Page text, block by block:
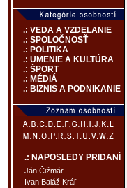
.: VEDA A VZDELANIE
.: SPOLOČNOSŤ
.: POLITIKA
.: UMENIE A KULTÚRA
.: ŠPORT
.: MÉDIÁ
.: BIZNIS A PODNIKANIE
.: NAPOSLEDY PRIDANÍ
Ján Čižmár
Ivan Baláž Kráľ